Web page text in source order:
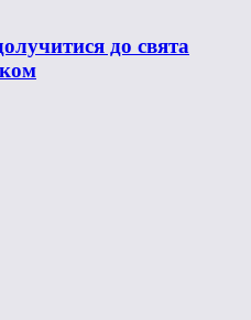
до свята